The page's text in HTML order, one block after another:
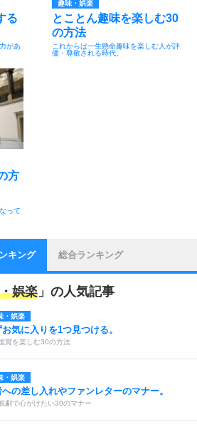
る
があ
趣味・娯楽
とことん趣味を楽しむ30
の方法
これからは一生懸命趣味を楽しむ人が評
価・尊敬される時代。
方
って
キング 総合ランキング
娯楽 」の人気記事
・娯楽
お気に入りを1つ見つける。
賞を楽しむ30の方法
・娯楽
の差し入れやファンレターのマナー。
劇で心がけたい30のマナー